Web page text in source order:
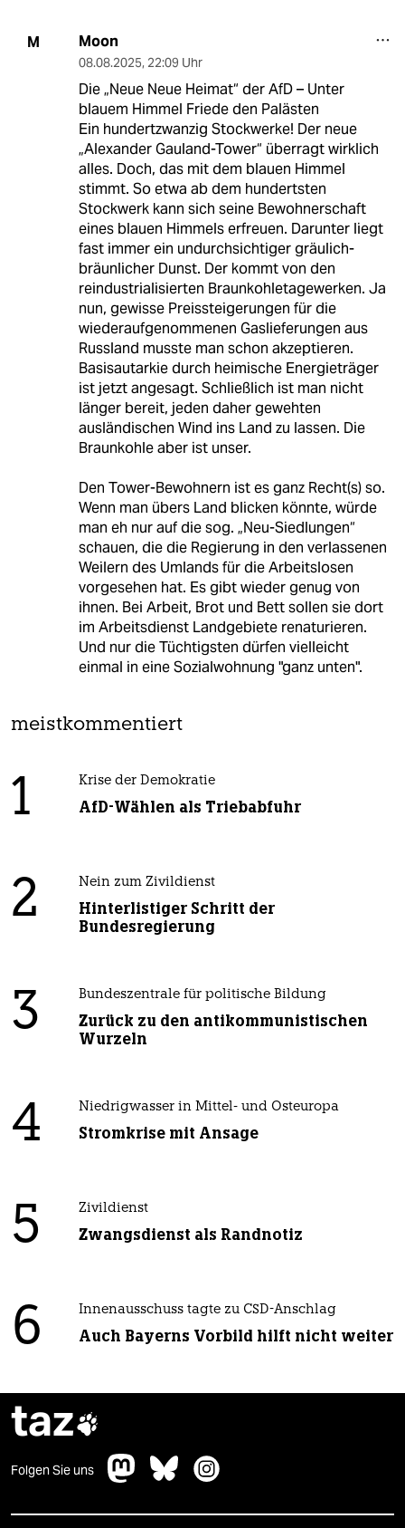
M Moon
08.08.2025, 22:09 Uhr
Die „Neue Neue Heimat“ der AfD – Unter
blauem Himmel Friede den Palästen
Ein hundertzwanzig Stockwerke! Der neue
„Alexander Gauland-Tower“ überragt wirklich
alles. Doch, das mit dem blauen Himmel
stimmt. So etwa ab dem hundertsten
Stockwerk kann sich seine Bewohnerschaft
eines blauen Himmels erfreuen. Darunter liegt
fast immer ein undurchsichtiger gräulich-
bräunlicher Dunst. Der kommt von den
reindustrialisierten Braunkohletagewerken. Ja
nun, gewisse Preissteigerungen für die
wiederaufgenommenen Gaslieferungen aus
Russland musste man schon akzeptieren.
Basisautarkie durch heimische Energieträger
ist jetzt angesagt. Schließlich ist man nicht
länger bereit, jeden daher gewehten
ausländischen Wind ins Land zu lassen. Die
Braunkohle aber ist unser.
Den Tower-Bewohnern ist es ganz Recht(s) so.
Wenn man übers Land blicken könnte, würde
man eh nur auf die sog. „Neu-Siedlungen“
schauen, die die Regierung in den verlassenen
Weilern des Umlands für die Arbeitslosen
vorgesehen hat. Es gibt wieder genug von
ihnen. Bei Arbeit, Brot und Bett sollen sie dort
im Arbeitsdienst Landgebiete renaturieren.
Und nur die Tüchtigsten dürfen vielleicht
einmal in eine Sozialwohnung "ganz unten".
meistkommentiert
1 Krise der Demokratie
AfD-Wählen als Triebabfuhr
2 Nein zum Zivildienst
Hinterlistiger Schritt der
Bundesregierung
3 Bundeszentrale für politische Bildung
Zurück zu den antikommunistischen
Wurzeln
4 Niedrigwasser in Mittel- und Osteuropa
Stromkrise mit Ansage
5 Zivildienst
Zwangsdienst als Randnotiz
6 Innenausschuss tagte zu CSD-Anschlag
Auch Bayerns Vorbild hilft nicht weiter
taz
Folgen Sie uns